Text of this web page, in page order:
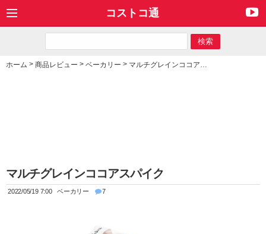
コストコ通
ホーム > 商品レビュー > ベーカリー > マルチグレインココアスパイク
マルチグレインココアスパイク
2022/05/19 7:00 ベーカリー 7